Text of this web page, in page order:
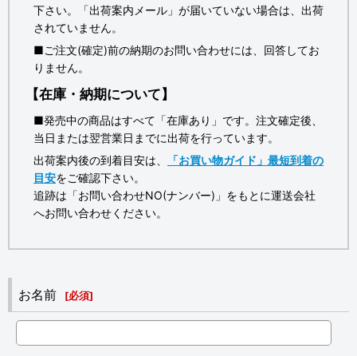
下さい。「出荷案内メール」が届いていない場合は、出荷
されていません。
■ご注文(確定)前の納期のお問い合わせには、回答してお
りません。
【在庫・納期について】
■発売中の商品はすべて「在庫あり」です。注文確定後、
当日または翌営業日までに出荷を行っています。
出荷案内後の到着目安は、
「お買い物ガイド」最短到着の
目安をご確認下さい。
追跡は「お問い合わせNO(ナンバー)」をもとに運送会社
へお問い合わせください。
お名前 [必須]